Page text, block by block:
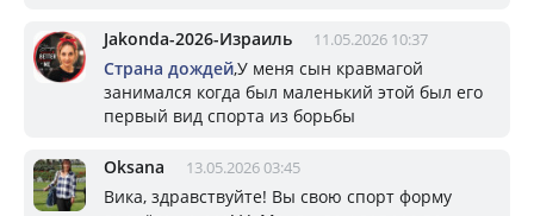
Jakonda-2026-Израиль 11.05.2026 10:37
Страна дождей,У меня сын кравмагой
занимался когда был маленький этой был его
первый вид спорта из борьбы
Oksana 13.05.2026 03:45
Вика, здравствуйте! Вы свою спорт форму